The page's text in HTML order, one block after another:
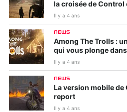
la croisée de Control
Il y a 4 ans
NEWS
Among The Trolls :
qui vous plonge
Il y a 4 ans
NEWS
La version mobile de
report
Il y a 4 ans